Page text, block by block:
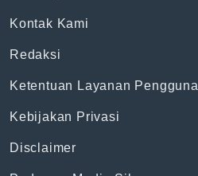
Kontak Kami
Redaksi
Ketentuan Layanan Pengguna
Kebijakan Privasi
Disclaimer